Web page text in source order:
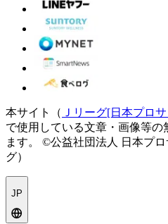
本サイト（ Ｊリーグ[日本プロ
で使用している文章・画像等
ます。
©公益社団法人 日本プ
グ）
JP